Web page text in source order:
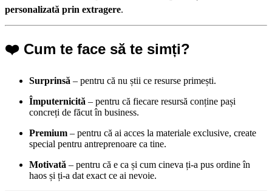
personalizată prin extragere.
❤️ Cum te face să te simți?
Surprinsă – pentru că nu știi ce resurse primești.
Împuternicită – pentru că fiecare resursă conține pași
concreți de făcut în business.
Premium – pentru că ai acces la materiale exclusive, create
special pentru antreprenoare ca tine.
Motivată – pentru că e ca și cum cineva ți-a pus ordine în
haos și ți-a dat exact ce ai nevoie.